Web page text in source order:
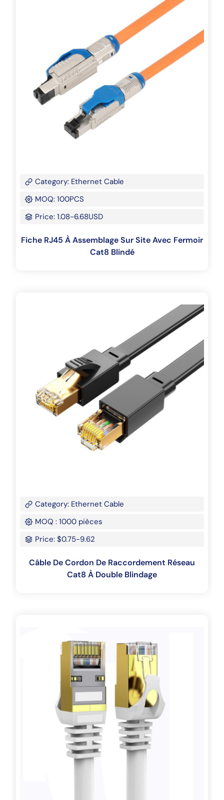
Category: Ethernet Cable
MOQ: 100PCS
Price: 1.08-6.68USD
Fiche RJ45 À Assemblage Sur Site Avec Fermoir
Cat8 Blindé
Category: Ethernet Cable
MOQ : 1000 pièces
Price: $0.75-9.62
Câble De Cordon De Raccordement Réseau
Cat8 À Double Blindage